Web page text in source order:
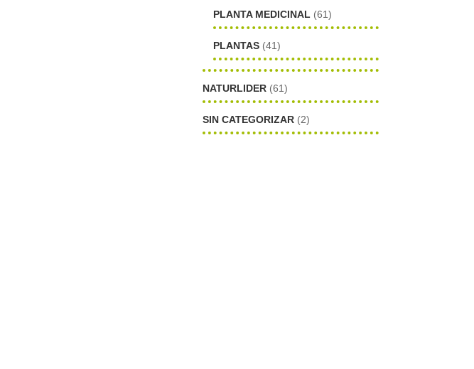
PLANTA MEDICINAL (61)
PLANTAS (41)
NATURLIDER (61)
SIN CATEGORIZAR (2)